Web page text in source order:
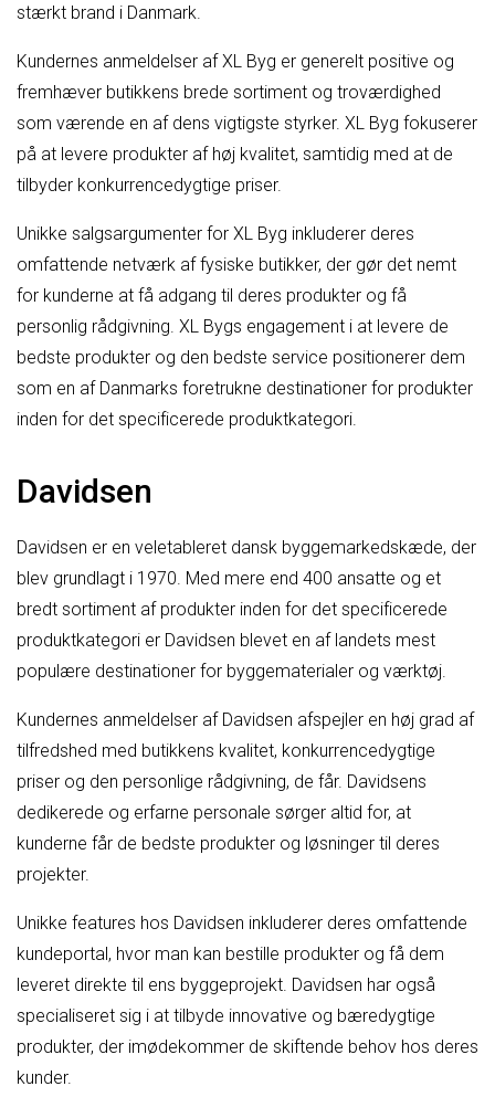
stærkt brand i Danmark.
Kundernes anmeldelser af XL Byg er generelt positive og
fremhæver butikkens brede sortiment og troværdighed
som værende en af ​​dens vigtigste styrker. XL Byg fokuserer
på at levere produkter af høj kvalitet, samtidig med at de
tilbyder konkurrencedygtige priser.
Unikke salgsargumenter for XL Byg inkluderer deres
omfattende netværk af fysiske butikker, der gør det nemt
for kunderne at få adgang til deres produkter og få
personlig rådgivning. XL Bygs engagement i at levere de
bedste produkter og den bedste service positionerer dem
som en af Danmarks foretrukne destinationer for produkter
inden for det specificerede produktkategori.
Davidsen
Davidsen er en veletableret dansk byggemarkedskæde, der
blev grundlagt i 1970. Med mere end 400 ansatte og et
bredt sortiment af produkter inden for det specificerede
produktkategori er Davidsen blevet en af landets mest
populære destinationer for byggematerialer og værktøj.
Kundernes anmeldelser af Davidsen afspejler en høj grad af
tilfredshed med butikkens kvalitet, konkurrencedygtige
priser og den personlige rådgivning, de får. Davidsens
dedikerede og erfarne personale sørger altid for, at
kunderne får de bedste produkter og løsninger til deres
projekter.
Unikke features hos Davidsen inkluderer deres omfattende
kundeportal, hvor man kan bestille produkter og få dem
leveret direkte til ens byggeprojekt. Davidsen har også
specialiseret sig i at tilbyde innovative og bæredygtige
produkter, der imødekommer de skiftende behov hos deres
kunder.